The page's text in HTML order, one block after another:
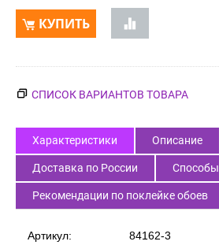
КУПИТЬ
СПИСОК ВАРИАНТОВ ТОВАРА
Характеристики Описание
Доставка по России
Рекомендации по поклейке обоев
Артикул: 84162-3